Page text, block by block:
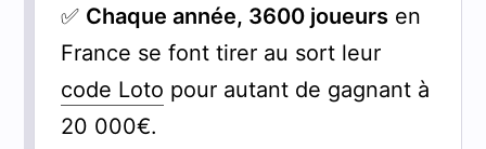
✅ Chaque année, 3600 joueursen
France se font tirer au sort leur
code Loto pour autant de gagnant à
20 000€.